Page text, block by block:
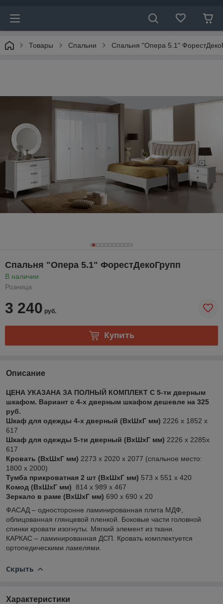
Товары Спальни Спальня "Опера 5.1"
Спальня "Опера 5.1" ФорестДекоГрупп
В наличии
Розница
3 240 руб.
Купить
Описание
ЦЕНА УКАЗАНА ЗА ПОЛНЫЙ КОМПЛЕКТ C 5-ти дверным
шкафом. Вариант с 4-х дверным шкафом дешевле на 325
руб.
Шкаф для одежды 4-х дверный (ВхШхГ мм) 2226 х 1852 х
617
Шкаф для одежды 5-ти дверный (ВхШхГ мм) 2226 х 2285х
617
Кровать (ВхШхГ мм) 2273 х 2020 х 2077 (спальное место:
1800 x 2000)
Тумба прикроватная 2 шт (ВхШхГ мм) 573 х 551 х 420
Комод (ВхШхГ мм) 814 х 989 х 467
Зеркало в раме (ВхШхГ мм) 690 х 690 х 20
ФАСАД – односторонне ламинированная плита МДФ,
облицованная глянцевой пленкой. Боковые части головной
спинки кровати изогнуты. Мягкий элемент из ткани.
КАРКАС – ламинированная ДСП. Кровать комплектуется
ортопедическими ламелями.
Скрыть
Характеристики